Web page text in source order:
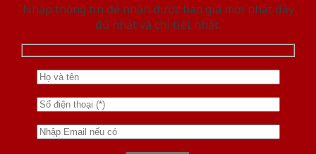
Nhập thông tin để nhận được báo giá mới nhât đầy
đủ nhất và chi tiết nhất.